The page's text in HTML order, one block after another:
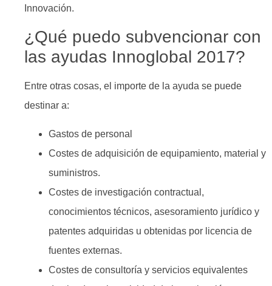
Innovación.
¿Qué puedo subvencionar con
las ayudas Innoglobal 2017?
Entre otras cosas, el importe de la ayuda se puede
destinar a:
Gastos de personal
Costes de adquisición de equipamiento, material y
suministros.
Costes de investigación contractual,
conocimientos técnicos, asesoramiento jurídico y
patentes adquiridas u obtenidas por licencia de
fuentes externas.
Costes de consultoría y servicios equivalentes